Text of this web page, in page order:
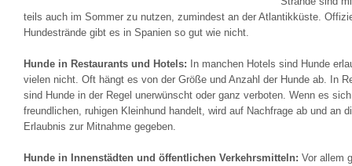
teils auch im Sommer zu nutzen, zumindest an der Atlantikküste.
Hundestrände gibt es in Spanien so gut wie nicht.
Hunde in Restaurants und Hotels: In manchen Hotels sind Hunde
vielen nicht. Oft hängt es von der Größe und Anzahl der Hunde ab. In
sind Hunde in der Regel unerwünscht oder ganz verboten. Wenn es
freundlichen, ruhigen Kleinhund handelt, wird auf Nachfrage ab und an
Erlaubnis zur Mitnahme gegeben.
Hunde in Innenstädten und öffentlichen Verkehrsmitteln: Vor allem